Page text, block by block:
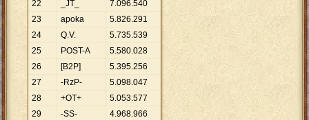
22
_JT_ 7.096.540
23
apoka 5.826.291
24
Q.V. 5.735.539
25
POST-A 5.580.028
26
[B2P] 5.395.256
27
-RzP- 5.098.047
28
+OT+ 5.053.577
29
-SS- 4.968.966